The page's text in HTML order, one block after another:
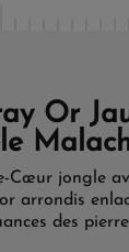
Or
Cœur jongle
arrondis
des